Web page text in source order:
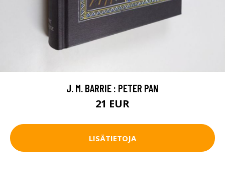
J. M. BARRIE : PETER PAN
21 EUR
LISÄTIETOJA